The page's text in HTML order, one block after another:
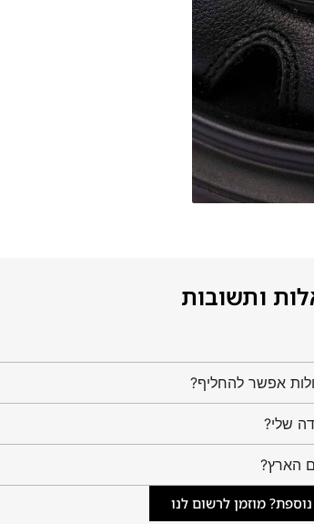
ותשובות
אפשר להחליף?
הארץ?
מוזמן לרשום לנו